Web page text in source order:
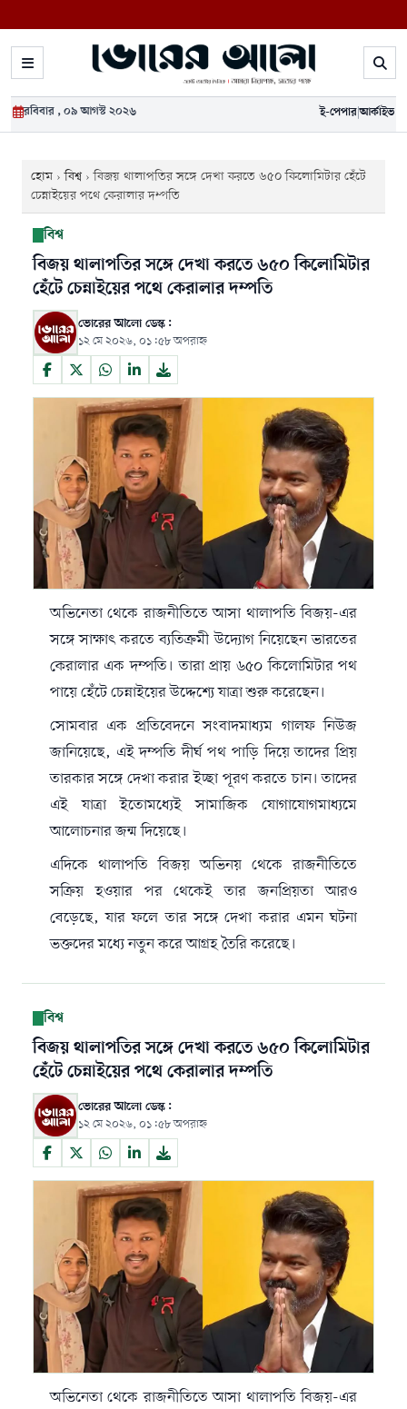
রবিবার , ০৯ আগস্ট ২০২৬ ই-পেপার|আর্কাইভ
হোম ›বিশ্ব ›বিজয় থালাপতির সঙ্গে দেখা করতে ৬৫০ কিলোমিটার হেঁটে
চেন্নাইয়ের পথে কেরালার দম্পতি
বিশ্ব
বিজয় থালাপতির সঙ্গে দেখা করতে ৬৫০ কিলোমিটার
হেঁটে চেন্নাইয়ের পথে কেরালার দম্পতি
ভোরের আলো ডেস্ক:
১২ মে ২০২৬, ০১:৫৮ অপরাহ্ন
অভিনেতা থেকে রাজনীতিতে আসা থালাপতি বিজয়-এর
সঙ্গে সাক্ষাৎ করতে ব্যতিক্রমী উদ্যোগ নিয়েছেন ভারতের
কেরালার এক দম্পতি। তারা প্রায় ৬৫০ কিলোমিটার পথ
পায়ে হেঁটে চেন্নাইয়ের উদ্দেশ্যে যাত্রা শুরু করেছেন।
সোমবার এক প্রতিবেদনে সংবাদমাধ্যম গালফ নিউজ
জানিয়েছে, এই দম্পতি দীর্ঘ পথ পাড়ি দিয়ে তাদের প্রিয়
তারকার সঙ্গে দেখা করার ইচ্ছা পূরণ করতে চান। তাদের
এই যাত্রা ইতোমধ্যেই সামাজিক যোগাযোগমাধ্যমে
আলোচনার জন্ম দিয়েছে।
এদিকে থালাপতি বিজয় অভিনয় থেকে রাজনীতিতে
সক্রিয় হওয়ার পর থেকেই তার জনপ্রিয়তা আরও
বেড়েছে, যার ফলে তার সঙ্গে দেখা করার এমন ঘটনা
ভক্তদের মধ্যে নতুন করে আগ্রহ তৈরি করেছে।
বিশ্ব
বিজয় থালাপতির সঙ্গে দেখা করতে ৬৫০ কিলোমিটার
হেঁটে চেন্নাইয়ের পথে কেরালার দম্পতি
ভোরের আলো ডেস্ক:
১২ মে ২০২৬, ০১:৫৮ অপরাহ্ন
অভিনেতা থেকে রাজনীতিতে আসা থালাপতি বিজয়-এর